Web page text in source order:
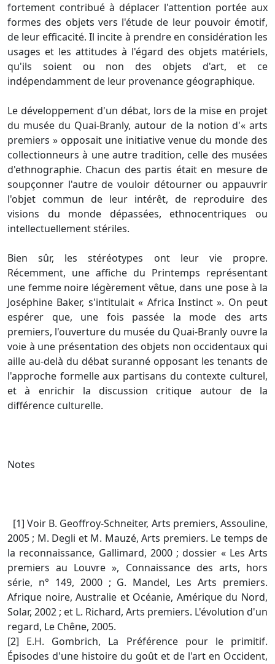
fortement contribué à déplacer l'attention portée aux
formes des objets vers l'étude de leur pouvoir émotif,
de leur efficacité. Il incite à prendre en considération les
usages et les attitudes à l'égard des objets matériels,
qu'ils soient ou non des objets d'art, et ce
indépendamment de leur provenance géographique.
Le développement d'un débat, lors de la mise en projet
du musée du Quai-Branly, autour de la notion d'« arts
premiers » opposait une initiative venue du monde des
collectionneurs à une autre tradition, celle des musées
d'ethnographie. Chacun des partis était en mesure de
soupçonner l'autre de vouloir détourner ou appauvrir
l'objet commun de leur intérêt, de reproduire des
visions du monde dépassées, ethnocentriques ou
intellectuellement stériles.
Bien sûr, les stéréotypes ont leur vie propre.
Récemment, une affiche du Printemps représentant
une femme noire légèrement vêtue, dans une pose à la
Joséphine Baker, s'intitulait « Africa Instinct ». On peut
espérer que, une fois passée la mode des arts
premiers, l'ouverture du musée du Quai-Branly ouvre la
voie à une présentation des objets non occidentaux qui
aille au-delà du débat suranné opposant les tenants de
l'approche formelle aux partisans du contexte culturel,
et à enrichir la discussion critique autour de la
différence culturelle.
Notes
[1] Voir B. Geoffroy-Schneiter, Arts premiers, Assouline,
2005 ; M. Degli et M. Mauzé, Arts premiers. Le temps de
la reconnaissance, Gallimard, 2000 ; dossier « Les Arts
premiers au Louvre », Connaissance des arts, hors
série, n° 149, 2000 ; G. Mandel, Les Arts premiers.
Afrique noire, Australie et Océanie, Amérique du Nord,
Solar, 2002 ; et L. Richard, Arts premiers. L'évolution d'un
regard, Le Chêne, 2005.
[2] E.H. Gombrich, La Préférence pour le primitif.
Épisodes d'une histoire du goût et de l'art en Occident,